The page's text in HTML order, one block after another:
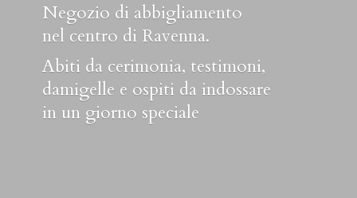
Negozio di abbigliamento
nel centro di Ravenna.
Abiti da cerimonia, testimoni,
damigelle e ospiti da indossare
in un giorno speciale